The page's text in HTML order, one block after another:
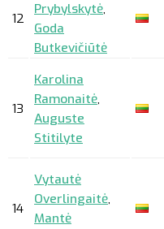
12
Prybylskytė,
Goda
Butkevičiūtė
13
Karolina
Ramonaitė,
Auguste
Stitilyte
14
Vytautė
Overlingaitė,
Mantė